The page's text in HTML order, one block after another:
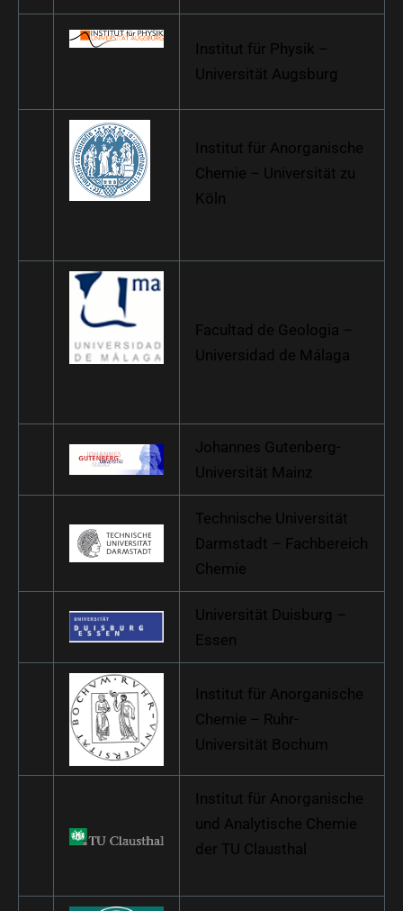
Institut für Physik –
Universität Augsburg
Institut für Anorganische
Chemie – Universität zu
Köln
Facultad de Geologia –
Universidad de Málaga
Johannes Gutenberg-
Universität Mainz
Technische Universität
Darmstadt – Fachbereich
Chemie
Universität Duisburg –
Essen
Institut für Anorganische
Chemie – Ruhr-
Universität Bochum
Institut für Anorganische
und Analytische Chemie
der TU Clausthal